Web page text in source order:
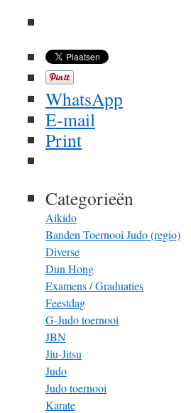
WhatsApp
E-mail
Print
Categorieën
Aikido
Banden Toernooi Judo (regio)
Diverse
Dun Hong
Examens / Graduaties
Feestdag
G-Judo toernooi
JBN
Jiu-Jitsu
Judo
Judo toernooi
Karate